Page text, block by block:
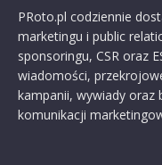
PRoto.pl codziennie
marketingu i public
sponsoringu, CSR oraz
wiadomości,
kampanii, wywiady oraz
komunikacji